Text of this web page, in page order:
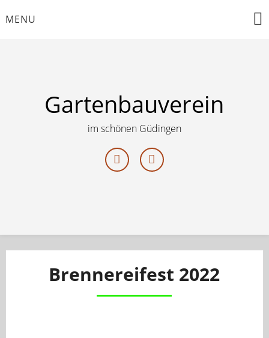
toMENU
Gartenbauverein
im schönen Güdingen
Brennereifest 2022